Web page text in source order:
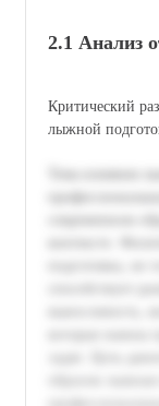
2.1 Анализ
Критический
лыжной